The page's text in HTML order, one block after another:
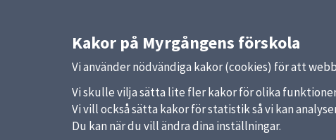
När kan barnet vara på förskolan
Kakor på Myrgångens förskola
Vi använder nödvändiga kakor (cookies) för att
Vi skulle vilja sätta lite fler kakor för olika
Vi vill också sätta kakor för statistik så vi kan
Du kan när du vill ändra dina inställningar.